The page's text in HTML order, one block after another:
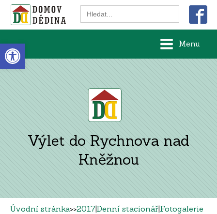
Open toolbar
Search
for:
Menu
Výlet do Rychnova nad
Kněžnou
Úvodní stránka>>2017|Denní stacionář|Fotogalerie